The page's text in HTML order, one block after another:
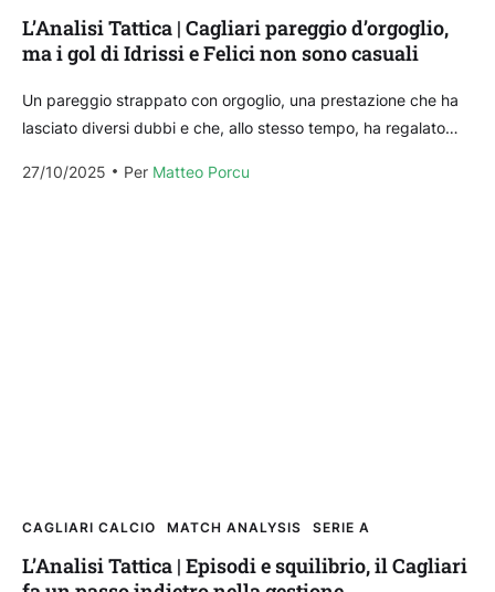
L’Analisi Tattica | Cagliari pareggio d’orgoglio,
ma i gol di Idrissi e Felici non sono casuali
Un pareggio strappato con orgoglio, una prestazione che ha
lasciato diversi dubbi e che, allo stesso tempo, ha regalato
27/10/2025
Per Matteo Porcu
CAGLIARI CALCIO MATCH ANALYSIS SERIE A
L’Analisi Tattica | Episodi e squilibrio, il Cagliari